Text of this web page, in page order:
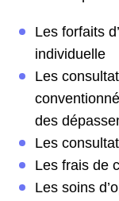
Les forfaits
individuelle
Les
des
Les
Les frais de
Les soins